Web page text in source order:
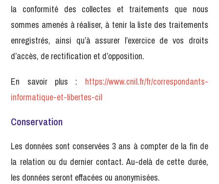
la conformité des collectes et traitements que nous
sommes amenés à réaliser, à tenir la liste des traitements
enregistrés, ainsi qu’à assurer l’exercice de vos droits
d’accès, de rectification et d’opposition.
En savoir plus : https://www.cnil.fr/fr/correspondants-
informatique-et-libertes-cil
Conservation
Les données sont conservées 3 ans à compter de la fin de
la relation ou du dernier contact. Au-delà de cette durée,
les données seront effacées ou anonymisées.